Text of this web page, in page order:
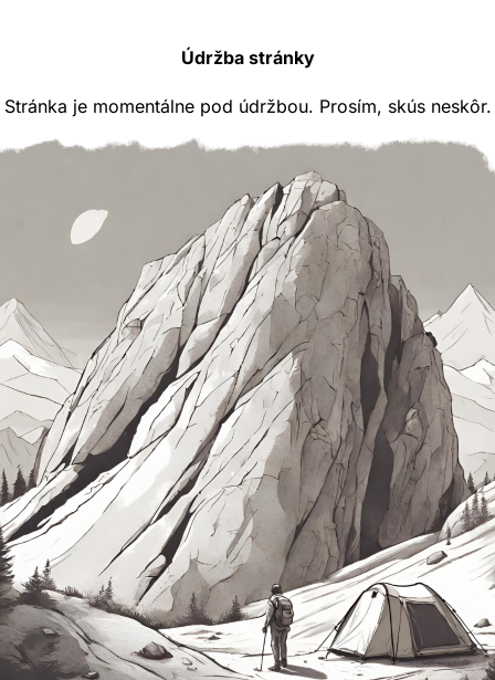
Údržba stránky
Stránka je momentálne pod údržbou. Prosím, skús neskôr.